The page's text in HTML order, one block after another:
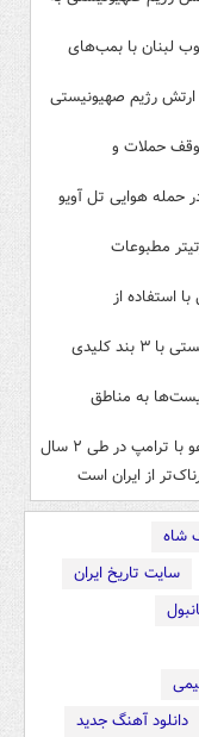
لبنان با بمب‌های
عقب‌نشینی تیپ ۴۰۱ ارتش رژیم صهیونیستی
حملات و
در حمله هوایی تل آویو
مطبوعات
استفاده از
مخالفت رژیم صهیونیستی با ۳ بند کلیدی
به مناطق
ترامپ در طی ۲ سال
از ایران است
شاه
سایت تاریخ ایران
دانلود آهنگ جدید